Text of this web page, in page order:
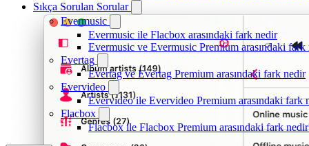
Sıkça Sorulan Sorular
Evermusic
Evermusic ile Flacbox arasındaki fark nedir
Evermusic ve Evermusic Premium arasındaki fark
Evertag
Evertag ve Evertag Premium arasındaki fark nedir
Evervideo
Evervideo ile Evervideo Premium arasındaki fark
Flacbox
Flacbox ile Flacbox Premium arasındaki fark